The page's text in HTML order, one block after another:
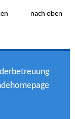
nach oben